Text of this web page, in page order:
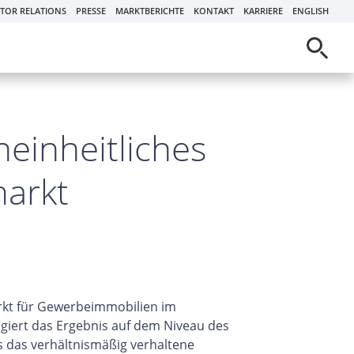
RELATIONS PRESSE MARKTBERICHTE KONTAKT KARRIERE ENGLISH
für Gewerbeimmobilien im
das Ergebnis auf dem Niveau des
das verhältnismäßig verhaltene